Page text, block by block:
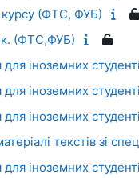
курсу (ФТС, ФУБ)
к. (ФТС,ФУБ)
іноземних
іноземних
іноземних
текстів зі
іноземних